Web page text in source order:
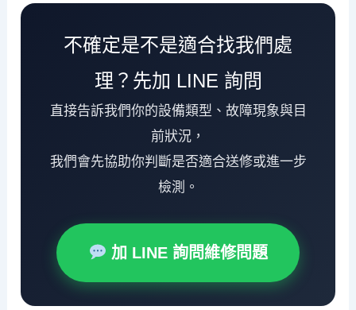
不確定是不是適合找我們處
理？先加 LINE 詢問
直接告訴我們你的設備類型、故障現象與目
前狀況，
我們會先協助你判斷是否適合送修或進一步
檢測。
加 LINE 詢問維修問題